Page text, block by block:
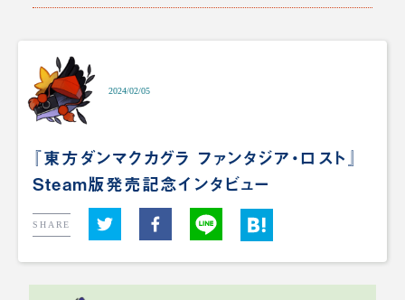
2024/02/05
『東方ダンマクカグラ ファンタジア・ロスト』
Steam版発売記念インタビュー
SHARE